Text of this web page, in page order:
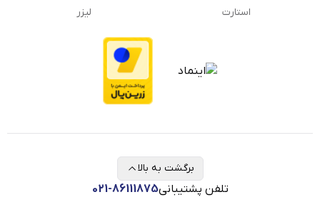
استارت
لیزر
تلفن پشتیبانی021-86111875
برگشت به بالا